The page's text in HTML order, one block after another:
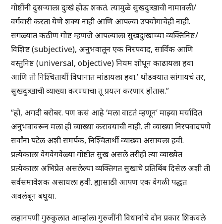
गोष्टींनी दुसऱ्याला दुःखं होऊ शकतं. त्यामुळे सुखदुःखाची नामावली/
वर्गवारी करता येणे शक्य नाही आणि आपल्या उपयोगाचेही नाही.
सगळ्यात कठीण गोष्ट म्हणजे आपल्याला सुखदुःखाच्या व्यक्तिनिष्ठ/
विशिष्ट (subjective), अनुभवातून एक निरपवाद, सार्विक आणि
वस्तुनिष्ठ (universal, objective) नियम शोधून काढायला हवा
आणि तो निश्चितार्थी विधानात मांडायला हवा.’ थोडक्यात सांगायचं तर,
सुखदुःखाची व्याख्या करण्याचा तू प्रयत्न करणार होतास.”
“हो, अगदी बरोबर. पण कसं आहे ‘मला वाटतं म्हणून’ माझ्या मर्यादित
अनुभवावरून मला ही व्याख्या करावयाची नाही. ती व्याख्या निरपवादपणे
सर्वांना पटेल अशी समर्पक, निश्चितार्थी व्याख्या असायला हवी.
प्रत्येकाला वेगवेगवेळ्या गोष्टीत सुख असले तरीही त्या व्याख्येत
प्रत्येकाला अभिप्रेत असलेल्या व्यक्तिगत सुखाचे प्रतिबिंब दिसेल अशी ती
सर्वसमावेशक असायला हवी. ह्यासाठी आपण एक वेगळी पद्धत
अवलंबून बघूया.
लहानपणी गुरुकुलात आम्हांला गुरुजींनी विधानांचे दोन प्रकार शिकवले